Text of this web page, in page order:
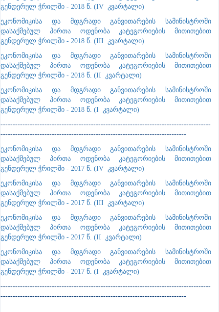
გენდერულ ჭრილში - 2018 წ. (IV კვარტალი)
ეკონომიკისა და მდგრადი განვითარების სამინისტროში
დასაქმებულ პირთა ოდენობა კატეგორიების მითითებით
გენდერულ ჭრილში - 2018 წ. (III კვარტალი)
ეკონომიკისა და მდგრადი განვითარების სამინისტროში
დასაქმებულ პირთა ოდენობა კატეგორიების მითითებით
გენდერულ ჭრილში - 2018 წ. (II კვარტალი)
ეკონომიკისა და მდგრადი განვითარების სამინისტროში
დასაქმებულ პირთა ოდენობა კატეგორიების მითითებით
გენდერულ ჭრილში - 2018 წ. (I კვარტალი)
--------------------------------------------------------------------------------------
----------------------------------------------------------------------------
ეკონომიკისა და მდგრადი განვითარების სამინისტროში
დასაქმებულ პირთა ოდენობა კატეგორიების მითითებით
გენდერულ ჭრილში - 2017 წ. (IV კვარტალი)
ეკონომიკისა და მდგრადი განვითარების სამინისტროში
დასაქმებულ პირთა ოდენობა კატეგორიების მითითებით
გენდერულ ჭრილში - 2017 წ. (III კვარტალი)
ეკონომიკისა და მდგრადი განვითარების სამინისტროში
დასაქმებულ პირთა ოდენობა კატეგორიების მითითებით
გენდერულ ჭრილში - 2017 წ. (II კვარტალი)
ეკონომიკისა და მდგრადი განვითარების სამინისტროში
დასაქმებულ პირთა ოდენობა კატეგორიების მითითებით
გენდერულ ჭრილში - 2017 წ. (I კვარტალი)
--------------------------------------------------------------------------------------
----------------------------------------------------------------------------